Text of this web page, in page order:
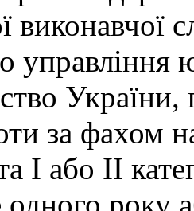
виконавчої
управління
за фахом
І або ІІ
року